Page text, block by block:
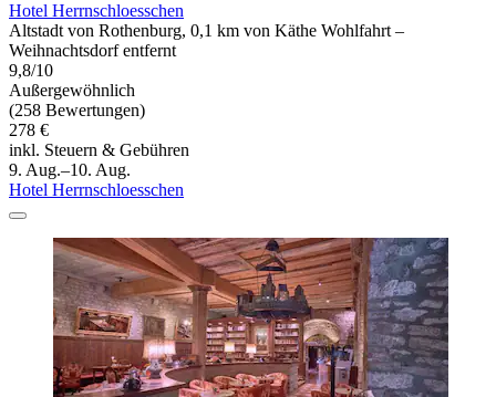
Hotel Herrnschloesschen
Altstadt von Rothenburg, 0,1 km von Käthe Wohlfahrt –
Weihnachtsdorf entfernt
9,8/10
Außergewöhnlich
(258 Bewertungen)
278 €
inkl. Steuern & Gebühren
9. Aug.–10. Aug.
Hotel Herrnschloesschen